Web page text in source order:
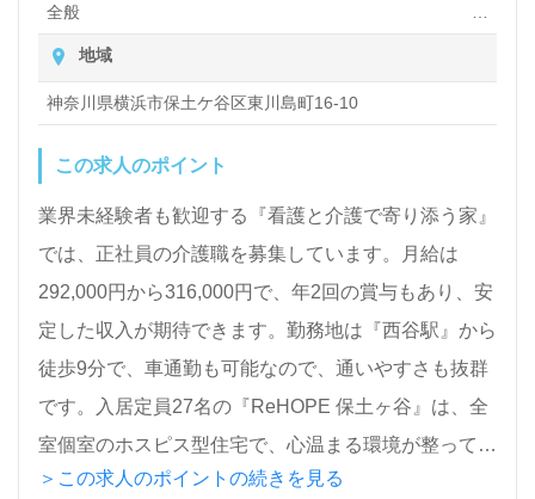
全般
入浴や排せつ、食事などの身体的サポート、買い物や掃
除、洗濯など日常生活のサポートなど
地域
神奈川県横浜市保土ケ谷区東川島町16-10
この求人のポイント
業界未経験者も歓迎する『看護と介護で寄り添う家』
では、正社員の介護職を募集しています。月給は
292,000円から316,000円で、年2回の賞与もあり、安
定した収入が期待できます。勤務地は『西谷駅』から
徒歩9分で、車通勤も可能なので、通いやすさも抜群
です。入居定員27名の『ReHOPE 保土ヶ谷』は、全
室個室のホスピス型住宅で、心温まる環境が整ってい
ます。
＞この求人のポイントの続きを見る